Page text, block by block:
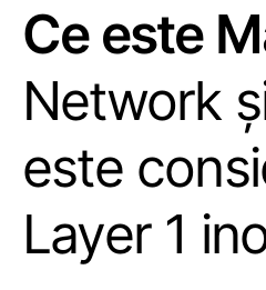
Ce este
Network
este
Layer 1